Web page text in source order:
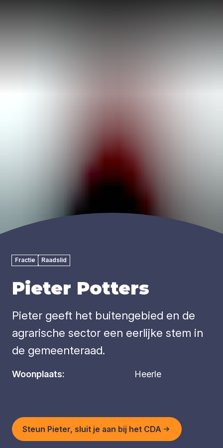
Fractie Raadslid
Pieter Potters
Pieter geeft het buitengebied en de
agrarische sector een eerlijke stem in
de gemeenteraad.
Woonplaats: Heerle
Steun Pieter, sluit je aan bij het CDA